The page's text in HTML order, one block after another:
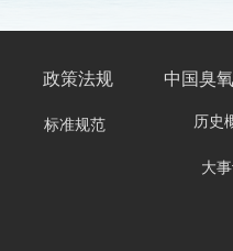
中国臭
标准规范
政策法规
历史
大